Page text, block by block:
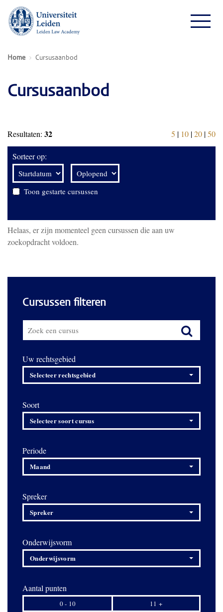
Home Cursusaanbod
Cursusaanbod
Resultaten: 32 5 | 10 |20 |50
Sorteer op:
Toon gestarte cursussen
Helaas, er zijn momenteel geen cursussen die aan uw
zoekopdracht voldoen.
Cursussen filteren
Uw rechtsgebied
Selecteer rechtsgebied
Soort
Selecteer soort cursus
Periode
Maand
Spreker
Spreker
Onderwijsvorm
Onderwijsvorm
Aantal punten
0 - 10 11 +